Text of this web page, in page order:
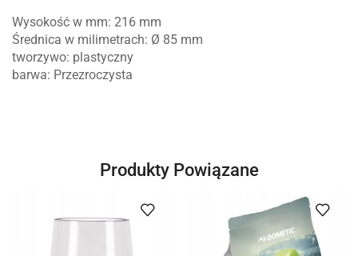
Wysokość w mm: 216 mm
Średnica w milimetrach: Ø 85 mm
tworzywo: plastyczny
barwa: Przezroczysta
Produkty Powiązane